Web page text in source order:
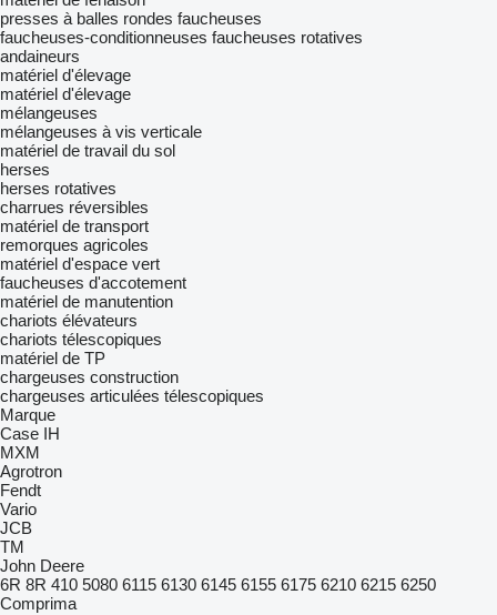
presses à balles rondes faucheuses
faucheuses-conditionneuses faucheuses rotatives
andaineurs
matériel d'élevage
matériel d'élevage
mélangeuses
mélangeuses à vis verticale
matériel de travail du sol
herses
herses rotatives
charrues réversibles
matériel de transport
remorques agricoles
matériel d'espace vert
faucheuses d'accotement
matériel de manutention
chariots élévateurs
chariots télescopiques
matériel de TP
chargeuses construction
chargeuses articulées télescopiques
Marque
Case IH
MXM
Agrotron
Fendt
Vario
JCB
TM
John Deere
6R 8R 410 5080 6115 6130 6145 6155 6175 6210 6215 6250
Comprima